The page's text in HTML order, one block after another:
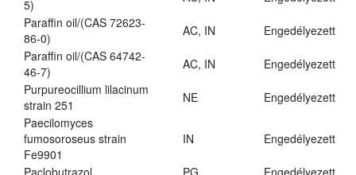
5)
Paraffin oil/(CAS 72623-
86-0)
AC, IN
Engedélyezett
Paraffin oil/(CAS 64742-
46-7)
AC, IN
Engedélyezett
Purpureocillium lilacinum
strain 251
NE
Engedélyezett
Paecilomyces
fumosoroseus strain
Fe9901
IN Engedélyezett